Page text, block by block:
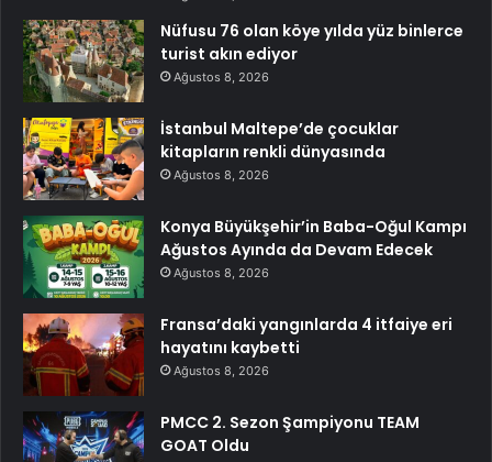
Nüfusu 76 olan köye yılda yüz binlerce
turist akın ediyor
Ağustos 8, 2026
İstanbul Maltepe’de çocuklar
kitapların renkli dünyasında
Ağustos 8, 2026
Konya Büyükşehir’in Baba-Oğul Kampı
Ağustos Ayında da Devam Edecek
Ağustos 8, 2026
Fransa’daki yangınlarda 4 itfaiye eri
hayatını kaybetti
Ağustos 8, 2026
PMCC 2. Sezon Şampiyonu TEAM
GOAT Oldu